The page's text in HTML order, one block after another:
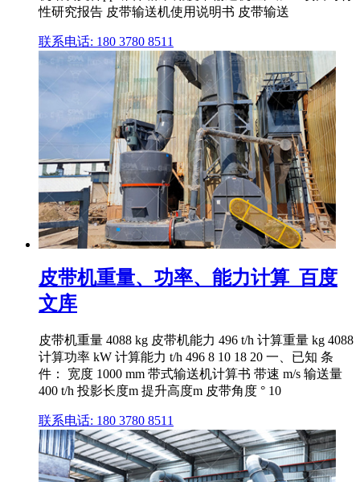
性研究报告 皮带输送机使用说明书 皮带输送
联系电话: 180 3780 8511
皮带机重量、功率、能力计算_百度
文库
皮带机重量 4088 kg 皮带机能力 496 t/h 计算重量 kg 4088
计算功率 kW 计算能力 t/h 496 8 10 18 20 一、已知 条
件： 宽度 1000 mm 带式输送机计算书 带速 m/s 输送量
400 t/h 投影长度m 提升高度m 皮带角度 ° 10
联系电话: 180 3780 8511